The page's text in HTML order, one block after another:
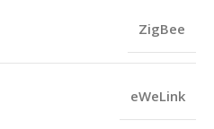
ZigBee
eWeLink